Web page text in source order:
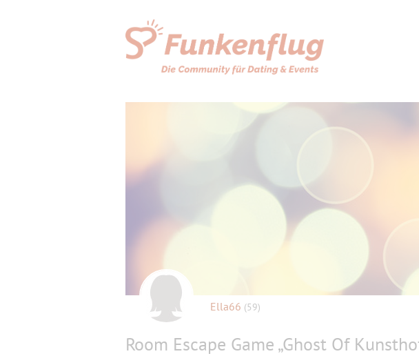
Ella66 (59)
Room Escape Game „Ghost Of